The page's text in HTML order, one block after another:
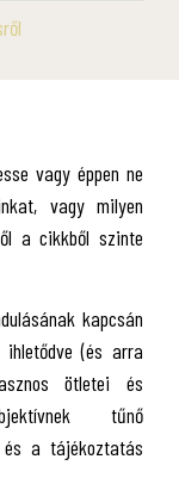
vagy éppen ne
vagy milyen
a cikkből szinte
kapcsán
ihletődve (és arra
ötletei és
tűnő
és a tájékoztatás